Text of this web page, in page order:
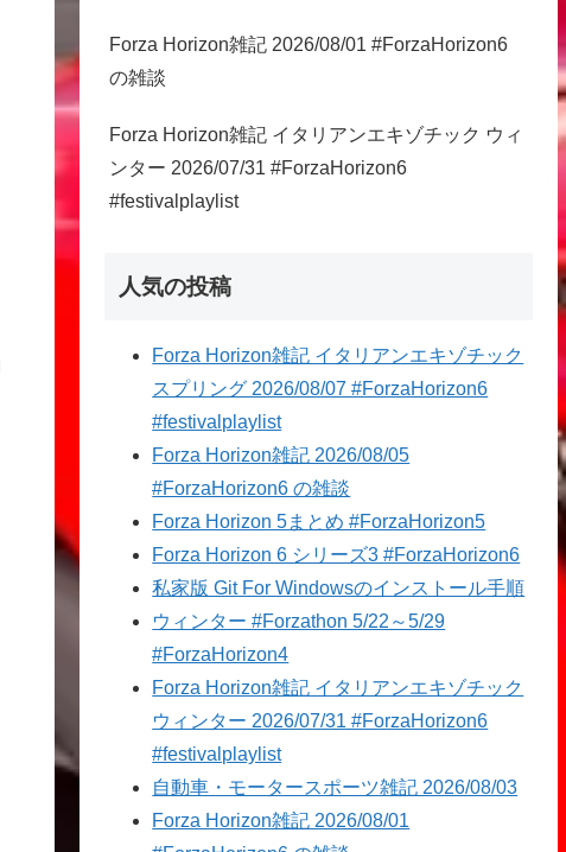
Forza Horizon雑記 2026/08/01 #ForzaHorizon6
の雑談
Forza Horizon雑記 イタリアンエキゾチック ウィ
ンター 2026/07/31 #ForzaHorizon6
#festivalplaylist
人気の投稿
Forza Horizon雑記 イタリアンエキゾチック
スプリング 2026/08/07 #ForzaHorizon6
#festivalplaylist
Forza Horizon雑記 2026/08/05
#ForzaHorizon6 の雑談
Forza Horizon 5まとめ #ForzaHorizon5
Forza Horizon 6 シリーズ3 #ForzaHorizon6
私家版 Git For Windowsのインストール手順
ウィンター #Forzathon 5/22～5/29
#ForzaHorizon4
Forza Horizon雑記 イタリアンエキゾチック
ウィンター 2026/07/31 #ForzaHorizon6
#festivalplaylist
自動車・モータースポーツ雑記 2026/08/03
Forza Horizon雑記 2026/08/01